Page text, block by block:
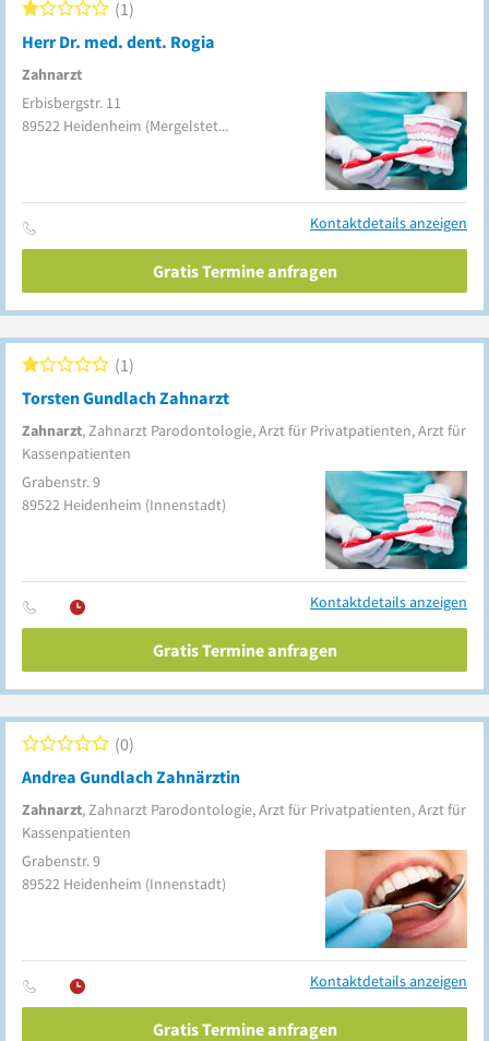
Herr Dr. med. dent. Rogia
Zahnarzt
1
Erbisbergstr. 11
89522 Heidenheim (Mergelstetten)
Kontaktdetails anzeigen
Gratis Termine anfragen
Torsten Gundlach Zahnarzt
Zahnarzt, Zahnarzt Parodontologie, Arzt für Privatpatienten, Arzt für
Kassenpatienten
1
Grabenstr. 9
89522 Heidenheim (Innenstadt)
Kontaktdetails anzeigen
Gratis Termine anfragen
Andrea Gundlach Zahnärztin
Zahnarzt, Zahnarzt Parodontologie, Arzt für Privatpatienten, Arzt für
Kassenpatienten
0
Grabenstr. 9
89522 Heidenheim (Innenstadt)
Kontaktdetails anzeigen
Gratis Termine anfragen